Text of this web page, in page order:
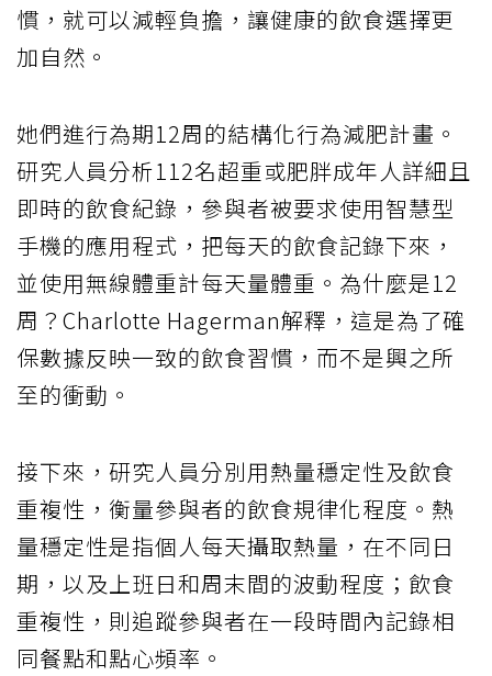
慣，就可以減輕負擔，讓健康的飲食選擇更
加自然。
她們進行為期12周的結構化行為減肥計畫。
研究人員分析112名超重或肥胖成年人詳細且
即時的飲食紀錄，參與者被要求使用智慧型
手機的應用程式，把每天的飲食記錄下來，
並使用無線體重計每天量體重。為什麼是12
周？Charlotte Hagerman解釋，這是為了確
保數據反映一致的飲食習慣，而不是興之所
至的衝動。
接下來，研究人員分別用熱量穩定性及飲食
重複性，衡量參與者的飲食規律化程度。熱
量穩定性是指個人每天攝取熱量，在不同日
期，以及上班日和周末間的波動程度；飲食
重複性，則追蹤參與者在一段時間內記錄相
同餐點和點心頻率。